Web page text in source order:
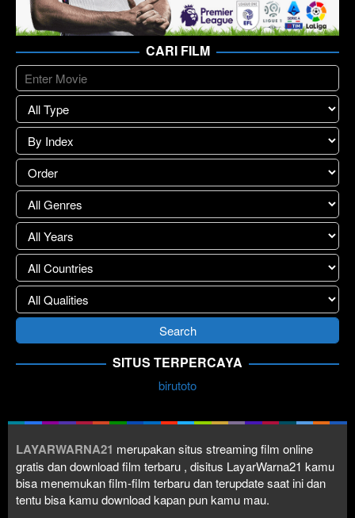
CARI FILM
SITUS TERPERCAYA
birutoto
LAYARWARNA21 merupakan situs streaming film online
gratis dan download film terbaru , disitus LayarWarna21 kamu
bisa menemukan film-film terbaru dan terupdate saat ini dan
tentu bisa kamu download kapan pun kamu mau.